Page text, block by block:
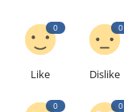
0
Like
0
Dislike
0 0